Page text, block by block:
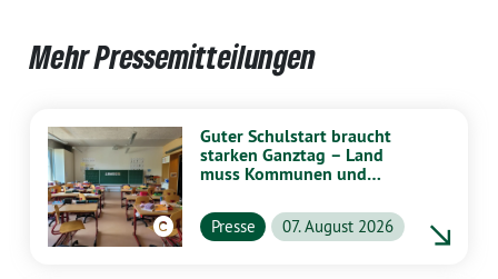
Mehr Pressemitteilungen
Guter Schulstart braucht
starken Ganztag – Land
muss Kommunen und
unterstützen
Presse 07. August 2026